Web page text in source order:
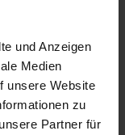
und Anzeigen
Medien
unsere Website
zu
Partner für
DETAILS